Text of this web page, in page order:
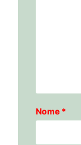
Nome *